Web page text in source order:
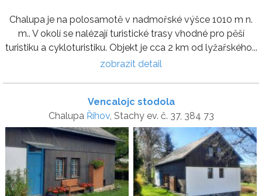
Chalupa je na polosamotě v nadmořské výšce 1010 m n.
m.. V okolí se nalézají turistické trasy vhodné pro pěší
turistiku a cykloturistiku. Objekt je cca 2 km od lyžařského...
zobrazit detail
Vencalojc stodola
Chalupa Říhov, Stachy ev. č. 37, 384 73